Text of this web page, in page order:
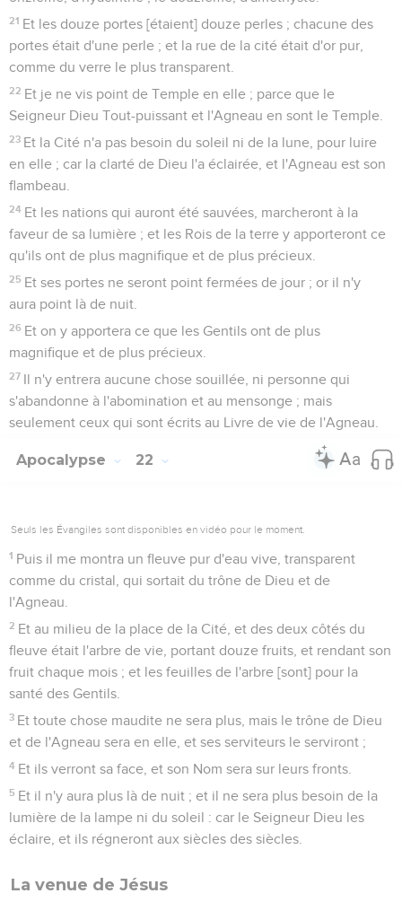
21 Et les douze portes [étaient] douze perles ; chacune des
portes était d'une perle ; et la rue de la cité était d'or pur,
comme du verre le plus transparent.
22 Et je ne vis point de Temple en elle ; parce que le
Seigneur Dieu Tout-puissant et l'Agneau en sont le Temple.
23 Et la Cité n'a pas besoin du soleil ni de la lune, pour luire
en elle ; car la clarté de Dieu l'a éclairée, et l'Agneau est son
flambeau.
24 Et les nations qui auront été sauvées, marcheront à la
faveur de sa lumière ; et les Rois de la terre y apporteront ce
qu'ils ont de plus magnifique et de plus précieux.
25 Et ses portes ne seront point fermées de jour ; or il n'y
aura point là de nuit.
26 Et on y apportera ce que les Gentils ont de plus
magnifique et de plus précieux.
27 Il n'y entrera aucune chose souillée, ni personne qui
s'abandonne à l'abomination et au mensonge ; mais
seulement ceux qui sont écrits au Livre de vie de l'Agneau.
Apocalypse 22
Seuls les Évangiles sont disponibles en vidéo pour le moment.
1 Puis il me montra un fleuve pur d'eau vive, transparent
comme du cristal, qui sortait du trône de Dieu et de
l'Agneau.
2 Et au milieu de la place de la Cité, et des deux côtés du
fleuve était l'arbre de vie, portant douze fruits, et rendant son
fruit chaque mois ; et les feuilles de l'arbre [sont] pour la
santé des Gentils.
3 Et toute chose maudite ne sera plus, mais le trône de Dieu
et de l'Agneau sera en elle, et ses serviteurs le serviront ;
4 Et ils verront sa face, et son Nom sera sur leurs fronts.
5 Et il n'y aura plus là de nuit ; et il ne sera plus besoin de la
lumière de la lampe ni du soleil : car le Seigneur Dieu les
éclaire, et ils régneront aux siècles des siècles.
La venue de Jésus